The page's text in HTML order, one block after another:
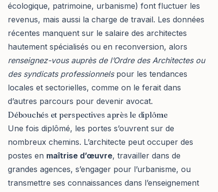
écologique, patrimoine, urbanisme) font fluctuer les
revenus, mais aussi la charge de travail. Les données
récentes manquent sur le salaire des architectes
hautement spécialisés ou en reconversion, alors
renseignez-vous auprès de l’Ordre des Architectes ou
des syndicats professionnelspour les tendances
locales et sectorielles, comme on le ferait dans
d’autres parcours pour devenir avocat.
Débouchés et perspectives après le diplôme
Une fois diplômé, les portes s’ouvrent sur de
nombreux chemins. L’architecte peut occuper des
postes en maîtrise d’œuvre, travailler dans de
grandes agences, s’engager pour l’urbanisme, ou
transmettre ses connaissances dans l’enseignement